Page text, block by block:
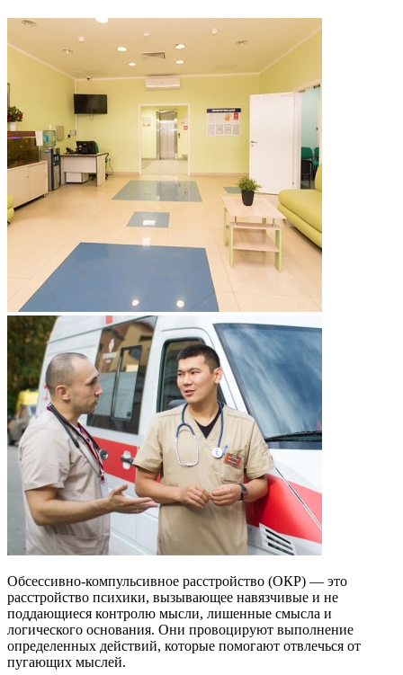
Обсессивно-компульсивное расстройство (ОКР) — это
расстройство психики, вызывающее навязчивые и не
поддающиеся контролю мысли, лишенные смысла и
логического основания. Они провоцируют выполнение
определенных действий, которые помогают отвлечься от
пугающих мыслей.